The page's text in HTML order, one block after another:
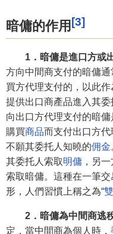
暗傭的作用 [3]
1．暗傭是進口方或
方向中間商支付的暗傭
買方代理支付的，以此
提供出口商產品進入其
向出口方代理支付的暗
購買商品而支付出口方
不願其委托人知曉的佣金
其委托人索取明傭 ，另
索取暗傭。這種在一筆
形，人們習慣上稱之為“
2．暗傭為中間商逃
定，當中間商為個人時，